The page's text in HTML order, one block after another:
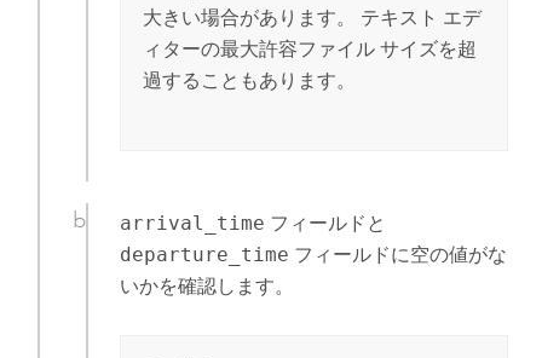
大きい場合があります。 テキスト エデ
ィターの最大許容ファイル サイズを超
過することもあります。
arrival_time フィールドと
departure_time フィールドに空の値がな
いかを確認します。